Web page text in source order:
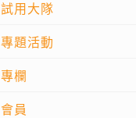
試用大隊
專題活動
專欄
會員